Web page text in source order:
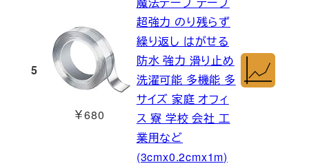
5
￥680
超強力 のり残らず
繰り返し はがせる
防水 強力 滑り止め
洗濯可能 多機能 多
サイズ 家庭 オフィ
ス 寮 学校 会社 工
業用など
(3cmx0.2cmx1m)